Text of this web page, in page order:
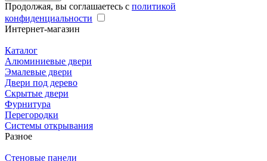
Продолжая, вы соглашаетесь с политикой
конфиденциальности
Интернет-магазин
Каталог
Алюминиевые двери
Эмалевые двери
Двери под дерево
Скрытые двери
Фурнитура
Перегородки
Системы открывания
Разное
Стеновые панели